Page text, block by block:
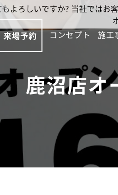
来場予約 コンセプト 施工
鹿沼店オ
よろしいですか? 当社では